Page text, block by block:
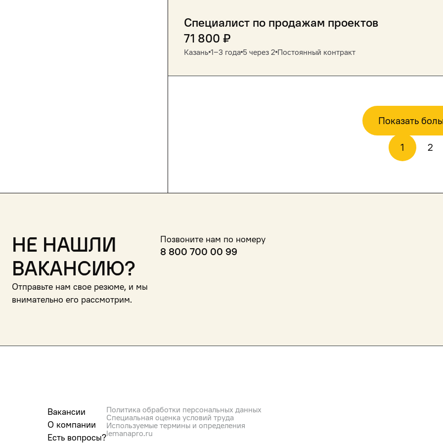
Специалист по продажам проектов
71 800 ₽
Казань 1‒3 года 5 через 2 Постоянный контракт
Показать
1 2
Не нашли
вакансию?
Отправьте нам свое резюме, и мы
внимательно его рассмотрим.
Позвоните нам по номеру
8 800 700 00 99
Вакансии
О компании
Есть вопросы?
Политика обработки персональных данных
Специальная оценка условий труда
Используемые термины и определения
lemanapro.ru